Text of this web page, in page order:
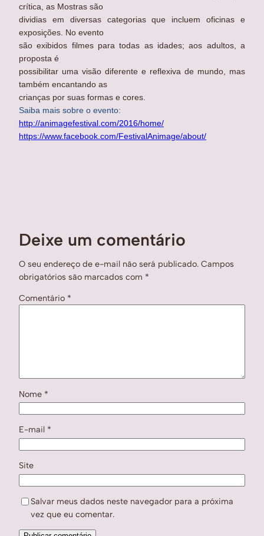
crítica, as Mostras são
dividias em diversas categorias que incluem oficinas e
exposições. No evento
são exibidos filmes para todas as idades; aos adultos, a
proposta é
possibilitar uma visão diferente e reflexiva de mundo, mas
também encantando as
crianças por suas formas e cores.
Saiba mais sobre o evento:
http://animagefestival.com/2016/home/
https://www.facebook.com/FestivalAnimage/about/
Deixe um comentário
O seu endereço de e-mail não será publicado. Campos
obrigatórios são marcados com *
Comentário *
Nome *
E-mail *
Site
Salvar meus dados neste navegador para a próxima
vez que eu comentar.